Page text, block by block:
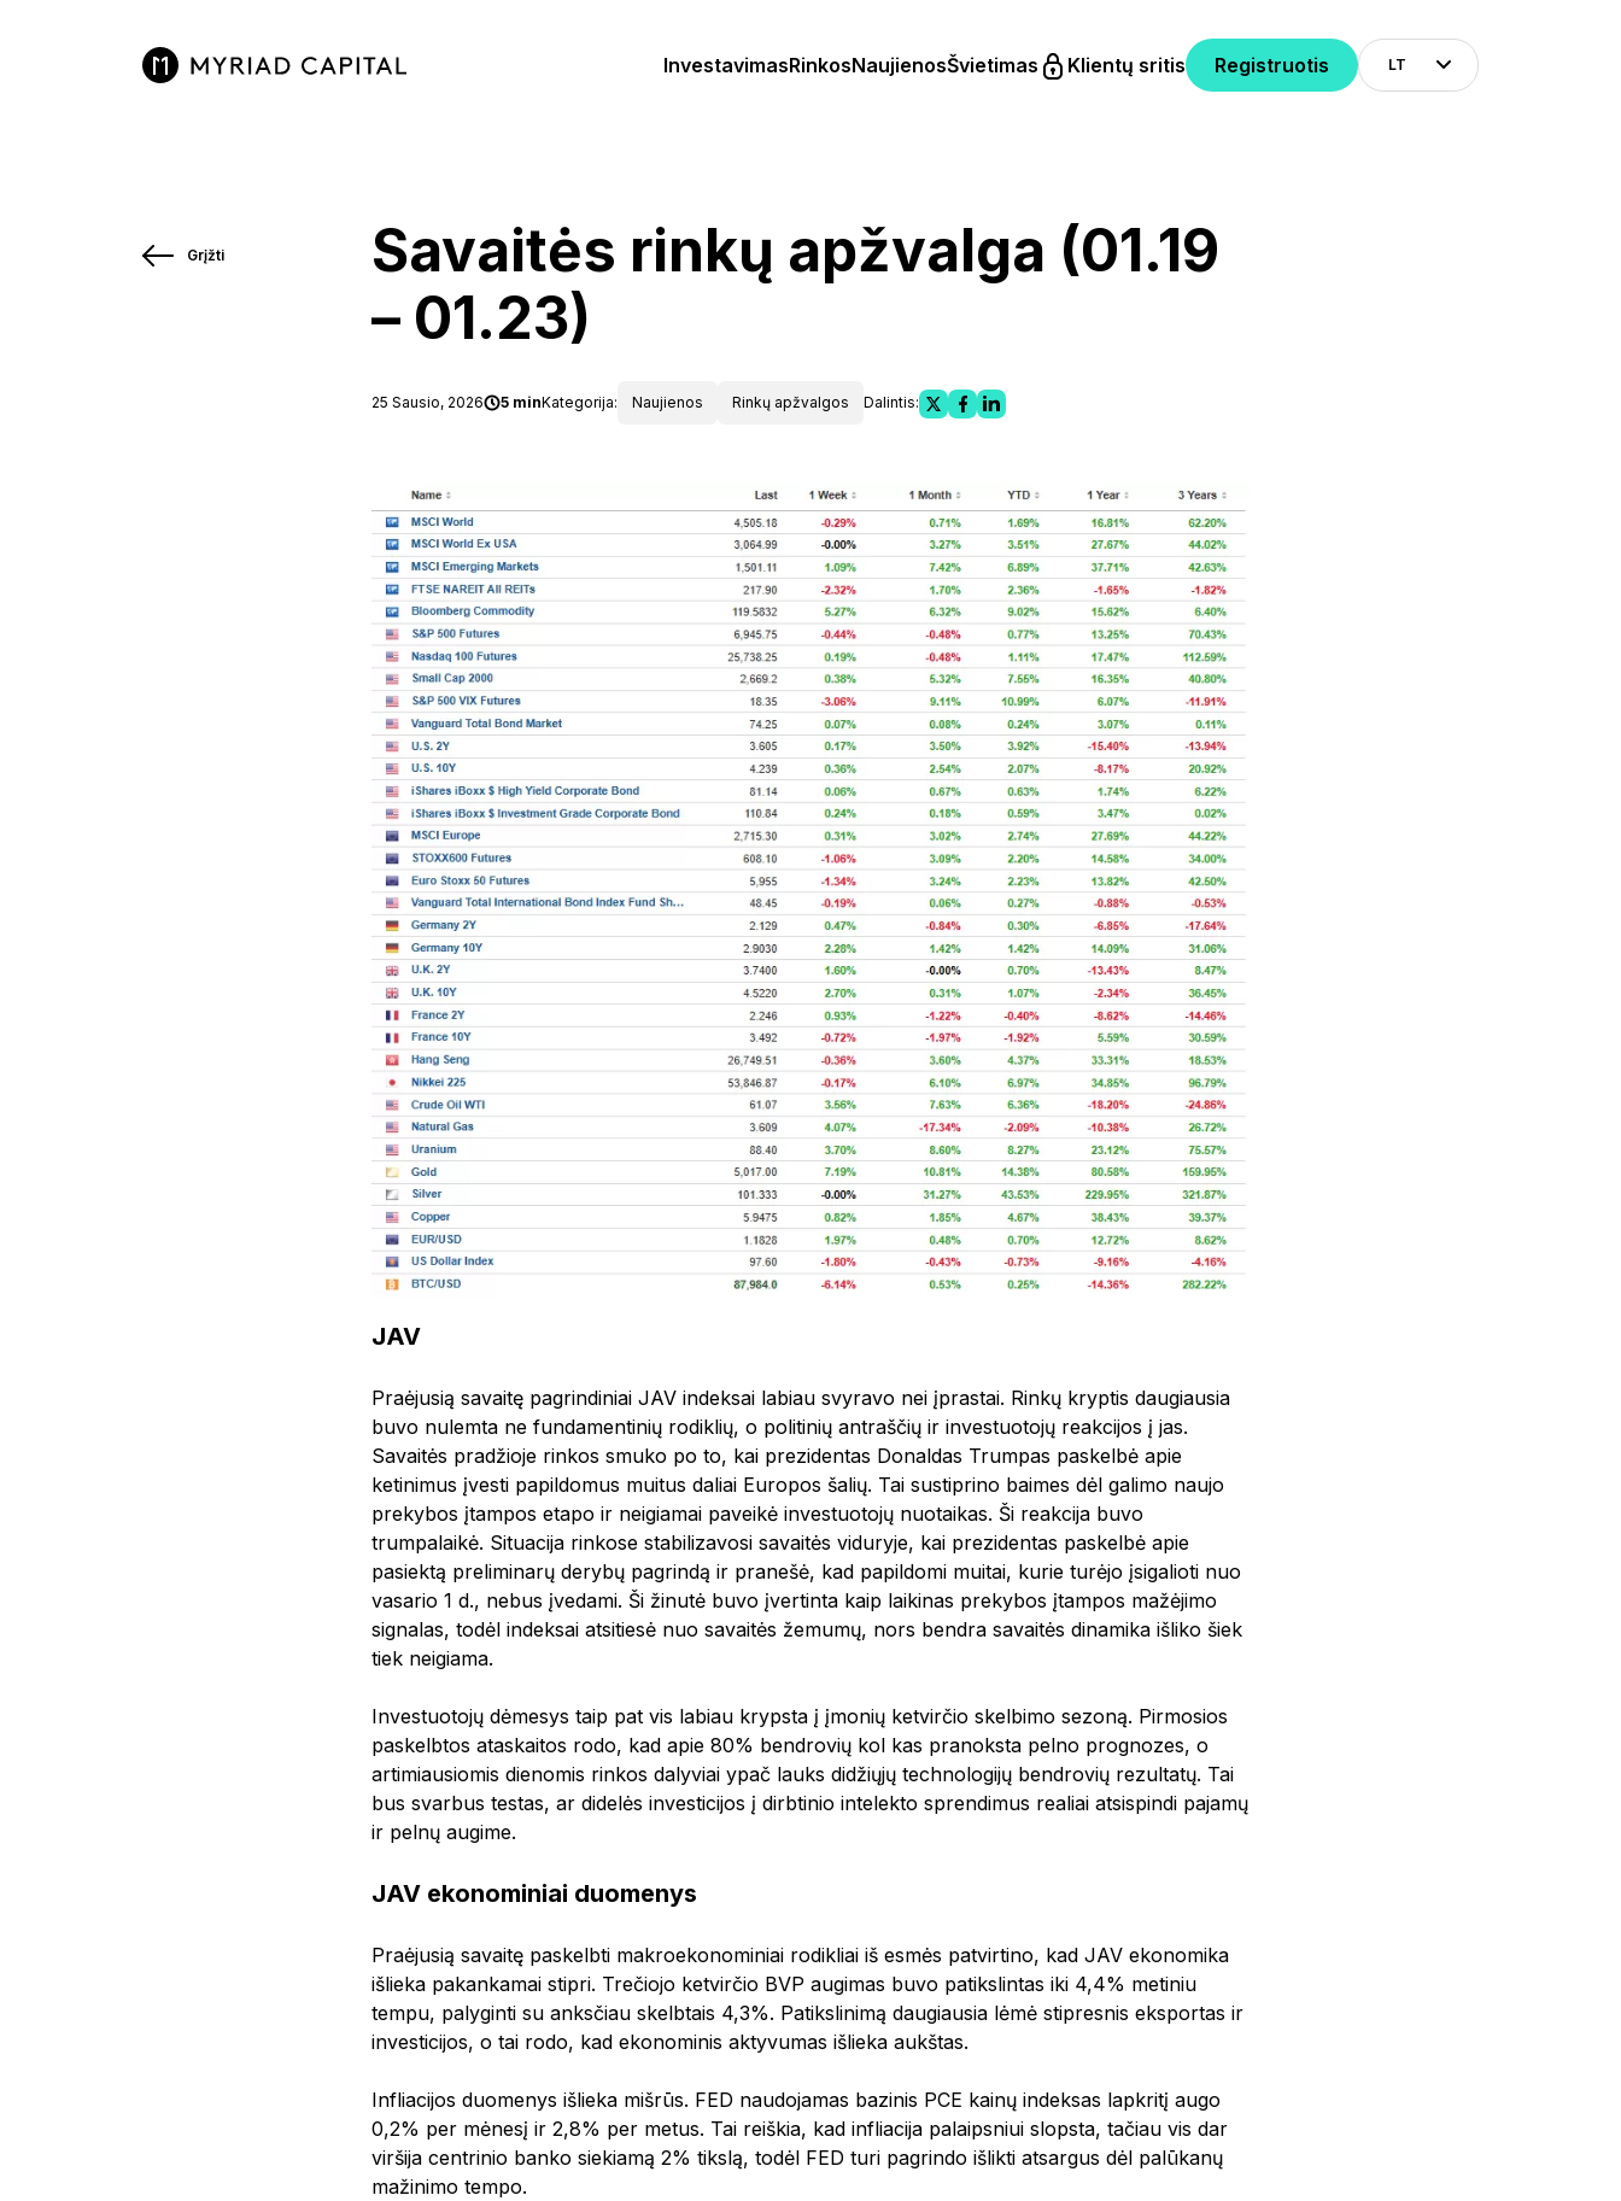
InvestavimasRinkosNaujienosŠvietimas Klientų sritis Registruotis LT
Grįžti
Savaitės rinkų apžvalga (01.19
– 01.23)
25 Sausio, 2026 5 minKategorija: Naujienos Rinkų apžvalgos Dalintis:
JAV
Praėjusią savaitę pagrindiniai JAV indeksai labiau svyravo nei įprastai. Rinkų kryptis daugiausia
buvo nulemta ne fundamentinių rodiklių, o politinių antraščių ir investuotojų reakcijos į jas.
Savaitės pradžioje rinkos smuko po to, kai prezidentas Donaldas Trumpas paskelbė apie
ketinimus įvesti papildomus muitus daliai Europos šalių. Tai sustiprino baimes dėl galimo naujo
prekybos įtampos etapo ir neigiamai paveikė investuotojų nuotaikas. Ši reakcija buvo
trumpalaikė. Situacija rinkose stabilizavosi savaitės viduryje, kai prezidentas paskelbė apie
pasiektą preliminarų derybų pagrindą ir pranešė, kad papildomi muitai, kurie turėjo įsigalioti nuo
vasario 1 d., nebus įvedami. Ši žinutė buvo įvertinta kaip laikinas prekybos įtampos mažėjimo
signalas, todėl indeksai atsitiesė nuo savaitės žemumų, nors bendra savaitės dinamika išliko šiek
tiek neigiama.
Investuotojų dėmesys taip pat vis labiau krypsta į įmonių ketvirčio skelbimo sezoną. Pirmosios
paskelbtos ataskaitos rodo, kad apie 80% bendrovių kol kas pranoksta pelno prognozes, o
artimiausiomis dienomis rinkos dalyviai ypač lauks didžiųjų technologijų bendrovių rezultatų. Tai
bus svarbus testas, ar didelės investicijos į dirbtinio intelekto sprendimus realiai atsispindi pajamų
ir pelnų augime.
JAV ekonominiai duomenys
Praėjusią savaitę paskelbti makroekonominiai rodikliai iš esmės patvirtino, kad JAV ekonomika
išlieka pakankamai stipri. Trečiojo ketvirčio BVP augimas buvo patikslintas iki 4,4% metiniu
tempu, palyginti su anksčiau skelbtais 4,3%. Patikslinimą daugiausia lėmė stipresnis eksportas ir
investicijos, o tai rodo, kad ekonominis aktyvumas išlieka aukštas.
Infliacijos duomenys išlieka mišrūs. FED naudojamas bazinis PCE kainų indeksas lapkritį augo
0,2% per mėnesį ir 2,8% per metus. Tai reiškia, kad infliacija palaipsniui slopsta, tačiau vis dar
viršija centrinio banko siekiamą 2% tikslą, todėl FED turi pagrindo išlikti atsargus dėl palūkanų
mažinimo tempo.